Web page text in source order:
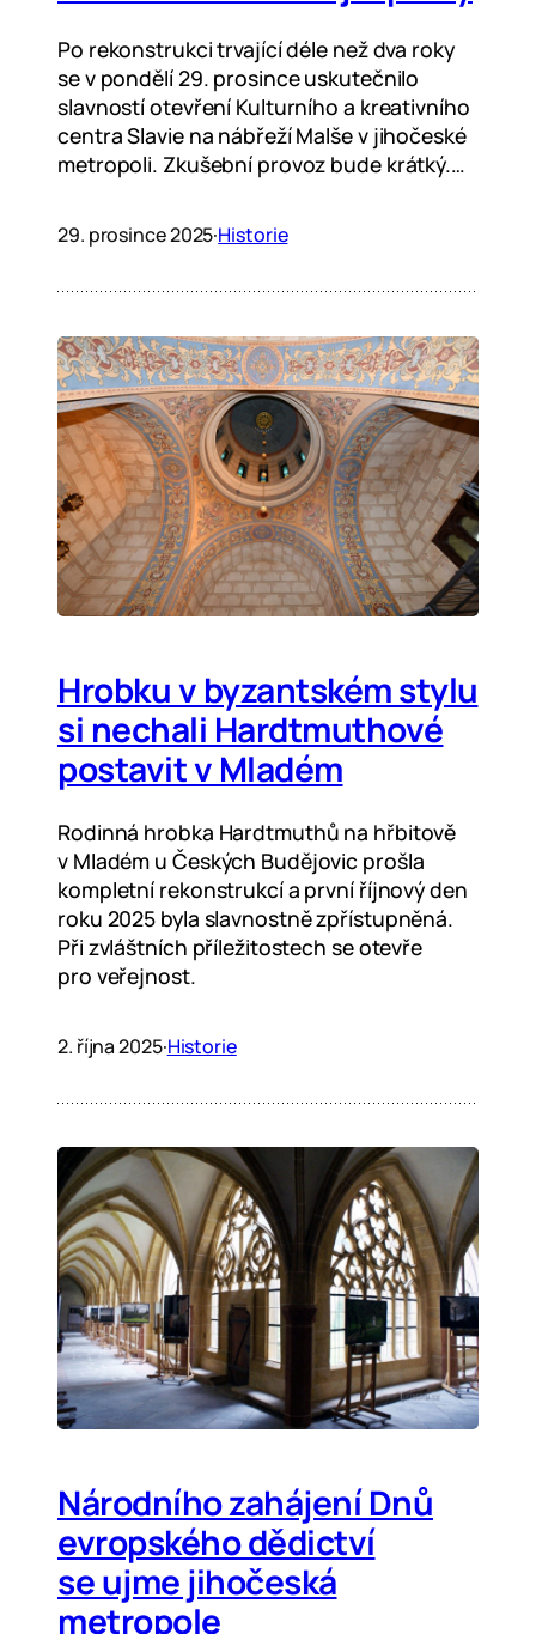
Po rekonstrukci trvající déle než dva roky
se v pondělí 29. prosince uskutečnilo
slavností otevření Kulturního a kreativního
centra Slavie na nábřeží Malše v jihočeské
metropoli. Zkušební provoz bude krátký.…
29. prosince 2025·Historie
Hrobku v byzantském stylu
si nechali Hardtmuthové
postavit v Mladém
Rodinná hrobka Hardtmuthů na hřbitově
v Mladém u Českých Budějovic prošla
kompletní rekonstrukcí a první říjnový den
roku 2025 byla slavnostně zpřístupněná.
Při zvláštních příležitostech se otevře
pro veřejnost.
2. října 2025·Historie
Národního zahájení Dnů
evropského dědictví
se ujme jihočeská
metropole